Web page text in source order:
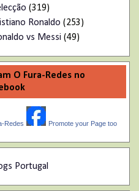
(319)
Ronaldo (253)
vs Messi (49)
O Fura-Redes no
Redes Promote your Page too